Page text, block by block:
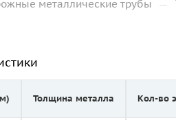
металлические трубы —
Толщина металла Кол-во